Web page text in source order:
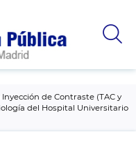
de Contraste (TAC y
del Hospital Universitario